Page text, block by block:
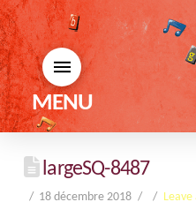
MENU
largeSQ-8487
18 décembre 2018